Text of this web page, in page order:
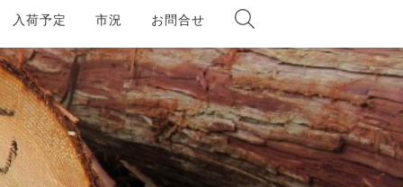
入荷予定 市況 お問合せ